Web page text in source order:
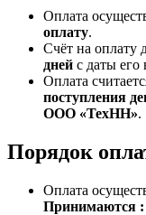
Оплата
оплату.
Счёт на оплату
дней с даты его
Оплата
поступления
ООО «ТехНН».
Порядок
Оплата
Принимаются :